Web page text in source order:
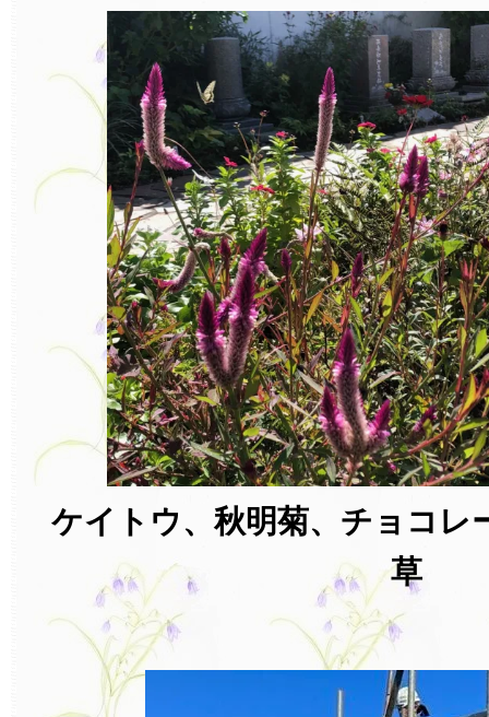
ケイトウ、秋明菊、チョコレ
草